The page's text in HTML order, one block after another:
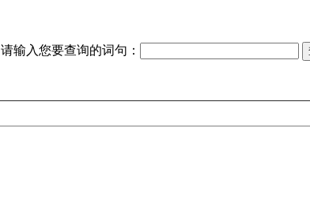
请输入您要查询的词句：